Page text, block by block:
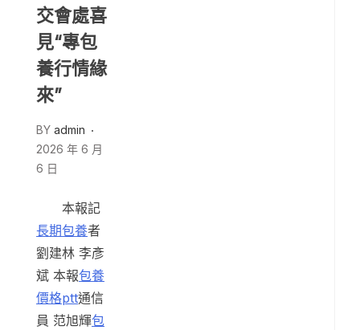
交會處喜
見“專包
養行情緣
來”
BY admin
2026 年 6 月
6 日
本報記
長期包養者
劉建林 李彥
斌 本報包養
價格ptt通信
員 范旭輝包